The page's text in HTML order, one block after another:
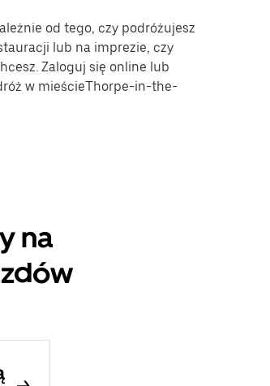
od tego, czy podróżujesz
lub na imprezie, czy
Zaloguj się online lub
w mieścieThorpe-in-the-
na